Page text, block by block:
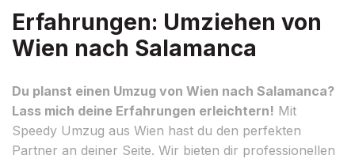
Erfahrungen: Umziehen von
Wien nach Salamanca
Du planst einen Umzug von Wien nach Salamanca?
Lass mich deine Erfahrungen erleichtern! Mit
Speedy Umzug aus Wien hast du den perfekten
Partner an deiner Seite. Wir bieten dir professionellen